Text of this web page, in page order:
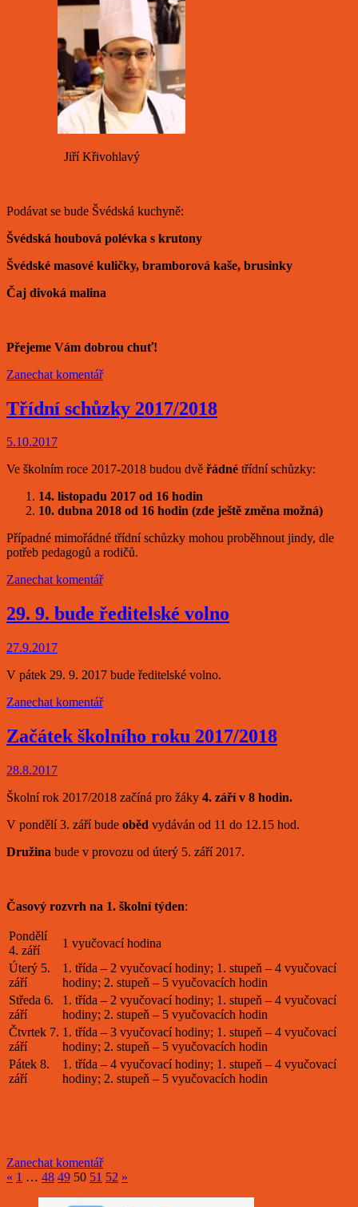
Jiří Křivohlavý
Podávat se bude Švédská kuchyně:
Švédská houbová polévka s krutony
Švédské masové kuličky, bramborová kaše, brusinky
Čaj divoká malina
Přejeme Vám dobrou chuť!
Zanechat komentář
Třídní schůzky 2017/2018
5.10.2017
Ve školním roce 2017-2018 budou dvě řádné třídní schůzky:
14. listopadu 2017 od 16 hodin
10. dubna 2018 od 16 hodin (zde ještě změna možná)
Případné mimořádné třídní schůzky mohou proběhnout jindy, dle
potřeb pedagogů a rodičů.
Zanechat komentář
29. 9. bude ředitelské volno
27.9.2017
V pátek 29. 9. 2017 bude ředitelské volno.
Zanechat komentář
Začátek školního roku 2017/2018
28.8.2017
Školní rok 2017/2018 začíná pro žáky 4. září v 8 hodin.
V pondělí 3. září bude oběd vydáván od 11 do 12.15 hod.
Družina bude v provozu od úterý 5. září 2017.
Časový rozvrh na 1. školní týden:
Pondělí
4. září
1 vyučovací hodina
Úterý 5.
září
1. třída – 2 vyučovací hodiny; 1. stupeň – 4 vyučovací
hodiny; 2. stupeň – 5 vyučovacích hodin
Středa 6.
září
1. třída – 2 vyučovací hodiny; 1. stupeň – 4 vyučovací
hodiny; 2. stupeň – 5 vyučovacích hodin
Čtvrtek 7.
září
1. třída – 3 vyučovací hodiny; 1. stupeň – 4 vyučovací
hodiny; 2. stupeň – 5 vyučovacích hodin
Pátek 8.
září
1. třída – 4 vyučovací hodiny; 1. stupeň – 4 vyučovací
hodiny; 2. stupeň – 5 vyučovacích hodin
Zanechat komentář
« 1 … 48 49 50 51 52 »